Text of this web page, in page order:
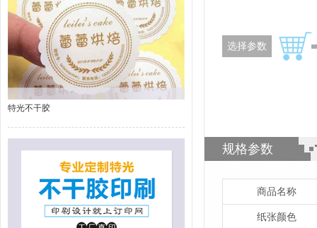
特光不干胶
选择参数
规格参数
商品名称
纸张颜色